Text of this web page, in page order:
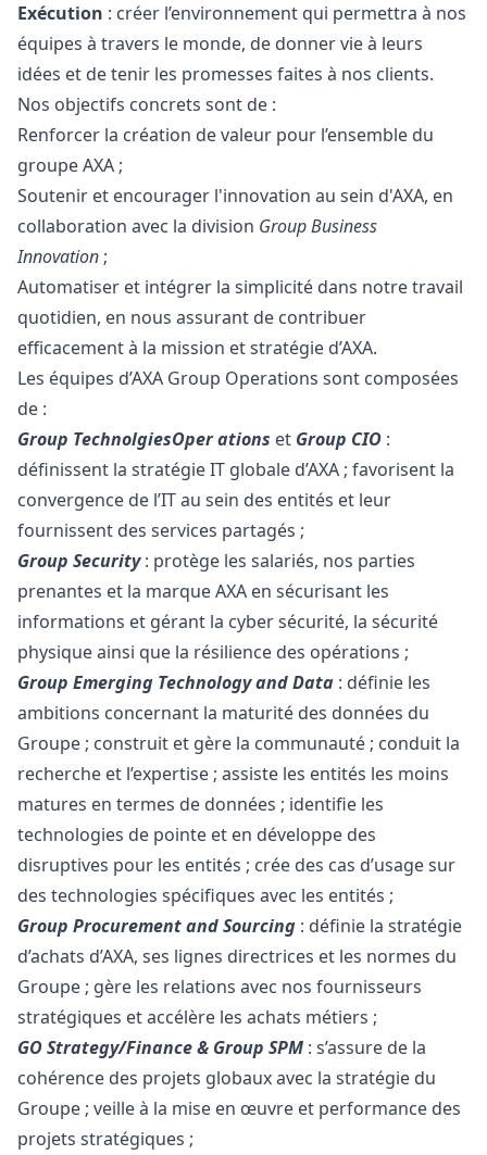
Exécution : créer l’environnement qui permettra à nos
équipes à travers le monde, de donner vie à leurs
idées et de tenir les promesses faites à nos clients.
Nos objectifs concrets sont de :
Renforcer la création de valeur pour l’ensemble du
groupe AXA ;
Soutenir et encourager l'innovation au sein d'AXA, en
collaboration avec la division Group Business
Innovation ;
Automatiser et intégrer la simplicité dans notre travail
quotidien, en nous assurant de contribuer
efficacement à la mission et stratégie d’AXA.
Les équipes d’AXA Group Operations sont composées
de :
Group TechnolgiesOper ations et Group CIO :
définissent la stratégie IT globale d’AXA ; favorisent la
convergence de l’IT au sein des entités et leur
fournissent des services partagés ;
Group Security: protège les salariés, nos parties
prenantes et la marque AXA en sécurisant les
informations et gérant la cyber sécurité, la sécurité
physique ainsi que la résilience des opérations ;
Group Emerging Technology and Data : définie les
ambitions concernant la maturité des données du
Groupe ; construit et gère la communauté ; conduit la
recherche et l’expertise ; assiste les entités les moins
matures en termes de données ; identifie les
technologies de pointe et en développe des
disruptives pour les entités ; crée des cas d’usage sur
des technologies spécifiques avec les entités ;
Group Procurementand Sourcing : définie la stratégie
d’achats d’AXA, ses lignes directrices et les normes du
Groupe ; gère les relations avec nos fournisseurs
stratégiques et accélère les achats métiers ;
GO Strategy/Finance & Group SPM : s’assure de la
cohérence des projets globaux avec la stratégie du
Groupe ; veille à la mise en œuvre et performance des
projets stratégiques ;